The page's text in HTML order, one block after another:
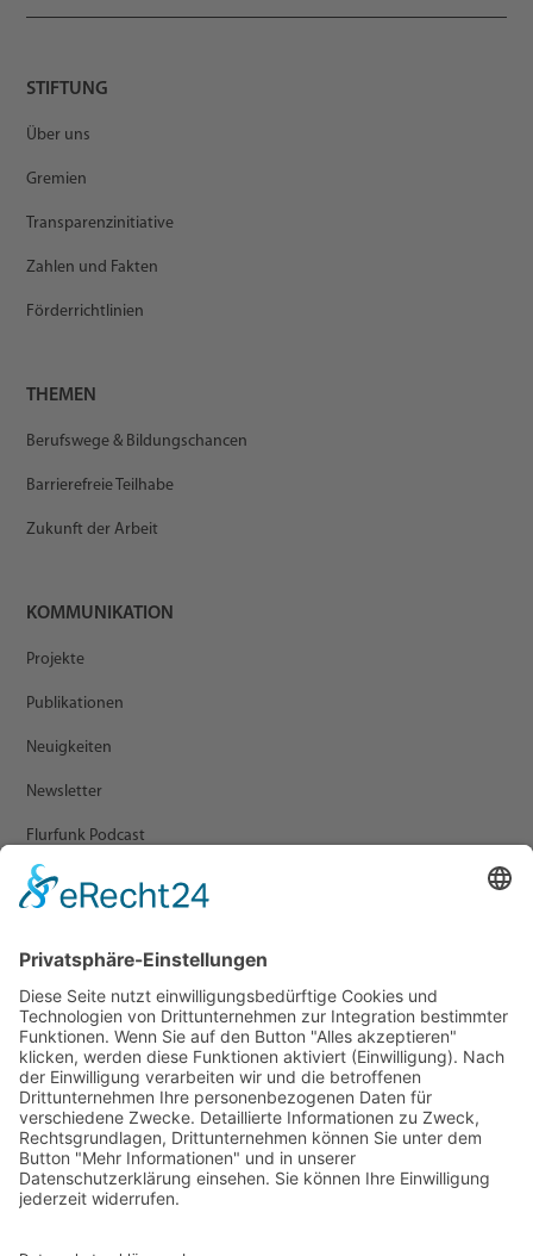
STIFTUNG
Über uns
Gremien
Transparenzinitiative
Zahlen und Fakten
Förderrichtlinien
THEMEN
Berufswege & Bildungschancen
Barrierefreie Teilhabe
Zukunft der Arbeit
KOMMUNIKATION
Projekte
Publikationen
Neuigkeiten
Newsletter
Flurfunk Podcast
Presse
Veranstaltungen
Newsletter Archiv
RECHTLICHES
Impressum